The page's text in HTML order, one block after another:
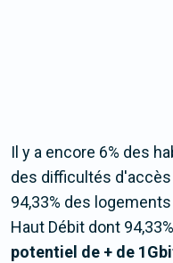
Il y a encore 6% des
des difficultés d'accès
94,33% des
Haut Débit dont
potentiel de + de